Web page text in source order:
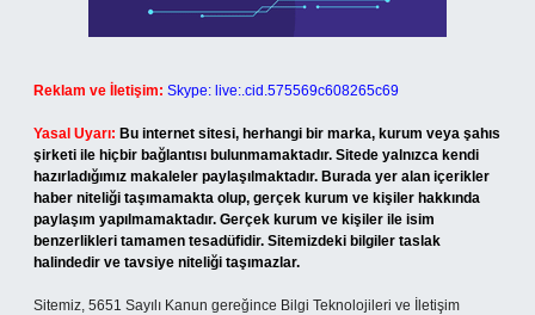
Reklam ve İletişim: Skype: live:.cid.575569c608265c69
Yasal Uyarı: Bu internet sitesi, herhangi bir marka, kurum veya şahıs
şirketi ile hiçbir bağlantısı bulunmamaktadır. Sitede yalnızca kendi
hazırladığımız makaleler paylaşılmaktadır. Burada yer alan içerikler
haber niteliği taşımamakta olup, gerçek kurum ve kişiler hakkında
paylaşım yapılmamaktadır. Gerçek kurum ve kişiler ile isim
benzerlikleri tamamen tesadüfidir. Sitemizdeki bilgiler taslak
halindedir ve tavsiye niteliği taşımazlar.
Sitemiz, 5651 Sayılı Kanun gereğince Bilgi Teknolojileri ve İletişim